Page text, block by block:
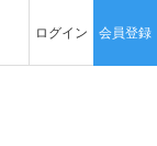
ログイン 会員登録